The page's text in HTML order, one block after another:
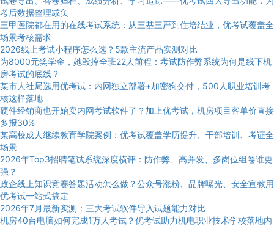
考后数据整理减负
三甲医院都在用的在线考试系统：从三基三严到住培结业，优考试覆盖全
场景考核需求
2026线上考试小程序怎么选？5款主流产品实测对比
为8000元奖学金，她毁掉全班22人前程：考试防作弊系统为何是线下机
房考试的底线？
某市人社局选用优考试：内网独立部署+加密狗交付，500人职业培训考
核这样落地
硬件经销商也开始卖内网考试软件了？加上优考试，机房项目客单价直接
多报30%
某高校成人继续教育学院案例：优考试覆盖学历提升、干部培训、考证全
场景
2026年Top3招聘笔试系统深度横评：防作弊、高并发、多岗位组卷谁更
强？
政企线上知识竞赛答题活动怎么做？公众号涨粉、品牌曝光、安全宣教用
优考试一站式搞定
2026年7月最新实测：三大考试软件导入试题能力对比
机房40台电脑如何完成1万人考试？优考试助力机电职业技术学校落地内